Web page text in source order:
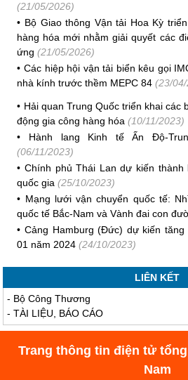
(21/05/2026)
• Bộ Giao thông Vận tải Hoa Kỳ
hàng hóa mới nhằm giải quyết các
ứng (21/05/2026)
•Các hiệp hội vận tải biển kêu gọi
nhà kính trước thềm MEPC 84 (23/
• Hải quan Trung Quốc triển khai các
động gia công hàng hóa (10/11/2023)
• Hành lang Kinh tế Ấn Độ-
(06/11/2023)
•Chính phủ Thái Lan dự kiến thành
quốc gia (25/10/2023)
• Mạng lưới vận chuyển quốc tế:
quốc tế Bắc-Nam và Vành đai con
•Cảng Hamburg (Đức) dự kiến
01 năm 2024 (24/10/2023)
LIÊN KẾT
- Bộ Công Thương
-TÀI LIỆU, BÁO CÁO
Trang thông tin điện tử
Nam